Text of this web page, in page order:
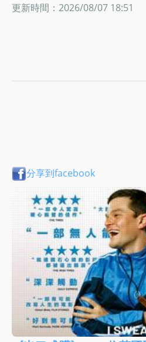
更新時間：2026/08/07 18:51
分享到facebook